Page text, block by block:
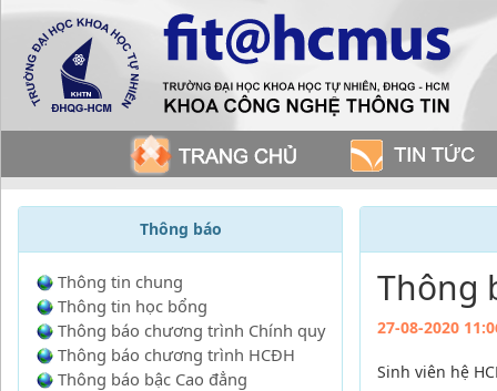
Thông báo
Thông tin chung
Thông tin học bổng
Thông báo chương trình Chính quy
Thông báo chương trình HCĐH
Thông báo bậc Cao đẳng
Thông
27-08-2020
Sinh viên hệ